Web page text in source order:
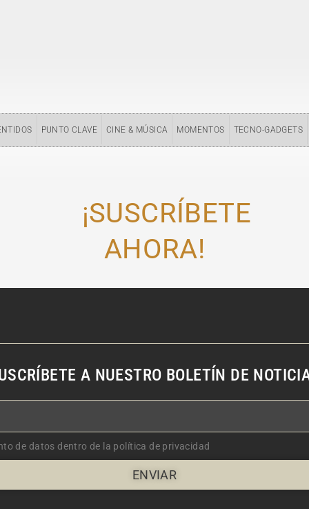
PUNTO CLAVE CINE & MÚSICA MOMENTOS TECNO-GADGETS
¡SUSCRÍBETE
AHORA!
A NUESTRO BOLETÍN DE
de datos dentro de la política de privacidad
ENVIAR